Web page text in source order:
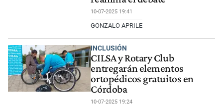
10-07-2025 19:41
GONZALO APRILE
INCLUSIÓN
CILSA y Rotary Club
entregarán elementos
ortopédicos gratuitos en
Córdoba
10-07-2025 19:24